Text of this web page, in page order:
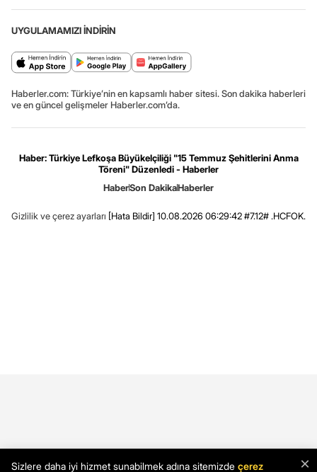
UYGULAMAMIZI İNDİRİN
Haberler.com: Türkiye’nin en kapsamlı haber sitesi. Son dakika haberleri
ve en güncel gelişmeler Haberler.com’da.
Haber: Türkiye Lefkoşa Büyükelçiliği "15 Temmuz Şehitlerini Anma
Töreni" Düzenledi - Haberler
HaberSon DakikaHaberler
Gizlilik ve çerez ayarları [Hata Bildir] 10.08.2026 06:29:42 #7.12# .HCFOK.
×
Sizlere daha iyi hizmet sunabilmek adına sitemizde çerez